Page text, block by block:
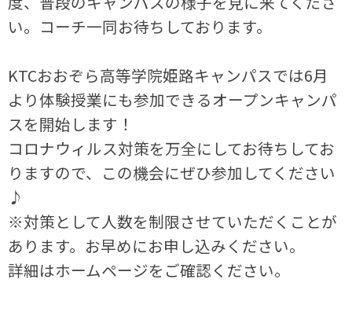
い。コーチ一同お待ちしております。
KTCおおぞら高等学院姫路キャンパスでは6月
より体験授業にも参加できるオープンキャンパ
スを開始します！
コロナウィルス対策を万全にしてお待ちしてお
りますので、この機会にぜひ参加してください
♪
※対策として人数を制限させていただくことが
あります。お早めにお申し込みください。
詳細はホームページをご確認ください。